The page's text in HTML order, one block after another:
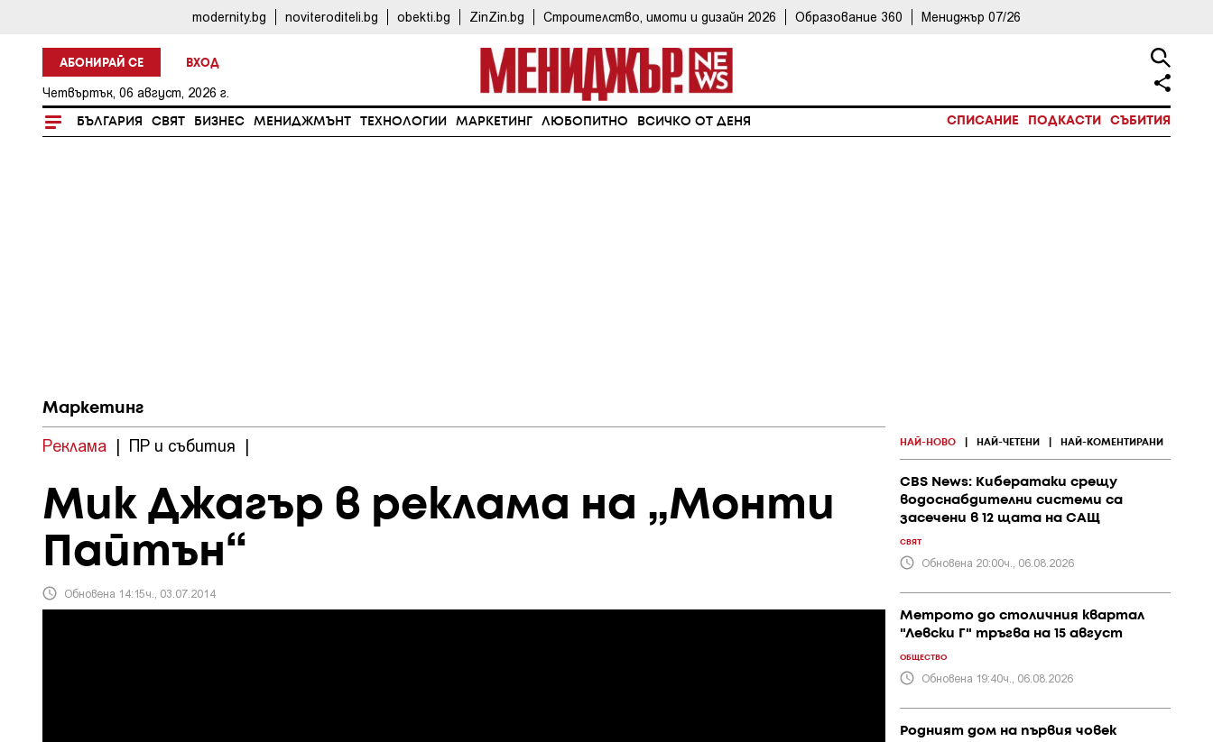
modernity.bg noviteroditeli.bg obekti.bg ZinZin.bg Строителство, имоти и дизайн 2026 Образование 360 Мениджър 07/26
АБОНИРАЙ СЕ ВХОД
Четвъртък, 06 август, 2026 г.
БЪЛГАРИЯ СВЯТ БИЗНЕС МЕНИДЖМЪНТ ТЕХНОЛОГИИ МАРКЕТИНГ ЛЮБОПИТНО ВСИЧКО ОТ ДЕНЯ СПИСАНИЕ ПОДКАСТИ СЪБИТИЯ
Маркетинг
Реклама | ПР и събития |
Мик Джагър в реклама на „Монти
Пайтън“
Обновена 14:15ч., 03.07.2014
НАЙ-НОВО НАЙ-ЧЕТЕНИ НАЙ-КОМЕНТИРАНИ
CBS News: Кибератаки срещу
водоснабдителни системи са
засечени в 12 щата на САЩ
СВЯТ
Обновена 20:00ч., 06.08.2026
Метрото до столичния квартал
"Левски Г" тръгва на 15 август
ОБЩЕСТВО
Обновена 19:40ч., 06.08.2026
Родният дом на първия човек